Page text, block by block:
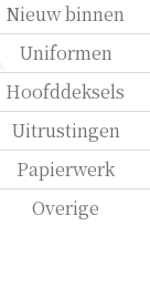
Nieuw binnen
Uniformen
Hoofddeksels
Uitrustingen
Papierwerk
Overige